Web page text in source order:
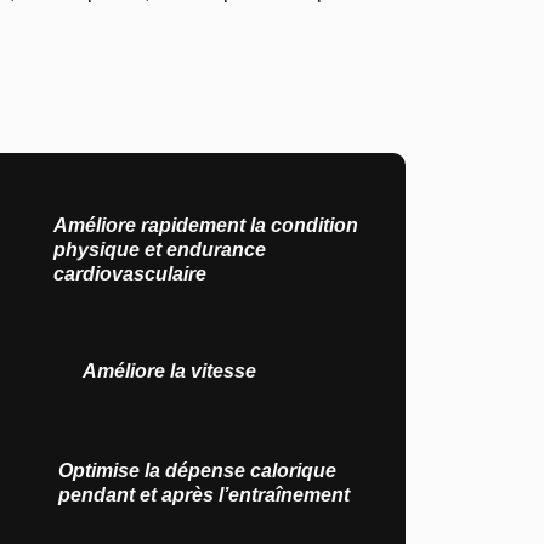
Améliore rapidement la condition
physique et endurance
cardiovasculaire
Améliore la vitesse
Optimise la dépense calorique
pendant et après l’entraînement